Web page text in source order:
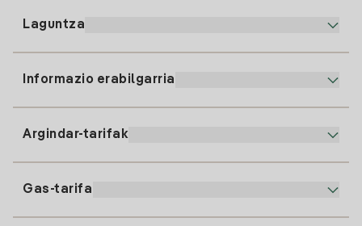
Laguntza
91 919 52 73
clientes@tuiberdrola.es
Informazio erabilgarria
Argindar-tarifak
Gas-tarifa